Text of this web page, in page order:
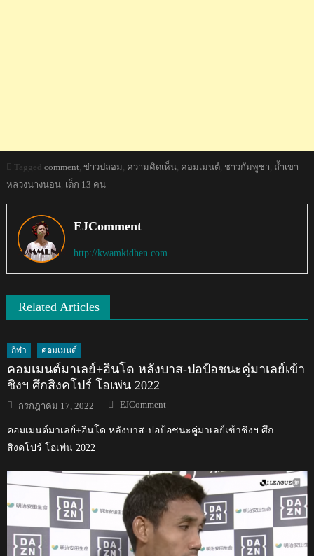
Tagged comment ข่าวปลอม ความคิดเห็น, คอมเมนต์, ชาวกัมพูชา ถ้ำเขา
หลวงนางนอน, เด็ก 13 คน
EJComment
http://kwamkidhen.com
Related Articles
กีฬา คอมเมนต์
คอมเมนต์มาเลย์+อินโด หลังบาส-ปอป้อชนะคู่มาเลย์เข้า
ชิงฯ ศึกสิงคโปร์ โอเพ่น 2022
Posted
on
กรกฎาคม 17, 2022 Author
EJComment
คอมเมนต์มาเลย์+อินโด หลังบาส-ปอป้อชนะคู่มาเลย์เข้าชิงฯ ศึก
สิงคโปร์ โอเพ่น 2022